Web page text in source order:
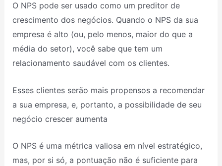
O NPS pode ser usado como um preditor de
crescimento dos negócios. Quando o NPS da sua
empresa é alto (ou, pelo menos, maior do que a
média do setor), você sabe que tem um
relacionamento saudável com os clientes.
Esses clientes serão mais propensos a recomendar
a sua empresa, e, portanto, a possibilidade de seu
negócio crescer aumenta
O NPS é uma métrica valiosa em nível estratégico,
mas, por si só, a pontuação não é suficiente para